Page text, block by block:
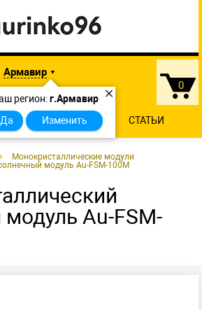
0
Армавир ▼
×
регион:г.Армавир
Да
Изменить
874-29-46
КОНТАКТЫ СТАТЬИ
Монокристаллические модули
модуль Au-FSM-100M
Au-FSM-